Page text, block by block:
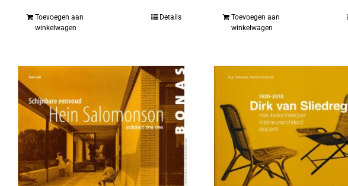
Toevoegen aan
winkelwagen
Details
Toevoegen aan
winkelwagen